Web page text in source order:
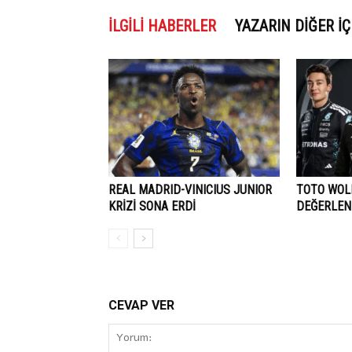
İLGILI HABERLER YAZARIN DIĞER
REAL MADRID-VINICIUS JUNIOR
KRİZİ SONA ERDİ
TOTO
CEVAP VER